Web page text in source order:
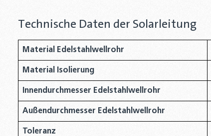
Technische Daten der Solarleitung
Material Edelstahlwellrohr
Material Isolierung
Innendurchmesser Edelstahlwellrohr
Außendurchmesser Edelstahlwellrohr
Toleranz